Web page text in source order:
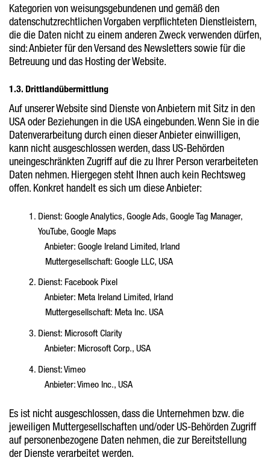
Kategorien von weisungsgebundenen und gemäß den
datenschutzrechtlichen Vorgaben verpflichteten Dienstleistern,
die die Daten nicht zu einem anderen Zweck verwenden dürfen,
sind: Anbieter für den Versand des Newsletters sowie für die
Betreuung und das Hosting der Website.
1.3. Drittlandübermittlung
Auf unserer Website sind Dienste von Anbietern mit Sitz in den
USA oder Beziehungen in die USA eingebunden. Wenn Sie in die
Datenverarbeitung durch einen dieser Anbieter einwilligen,
kann nicht ausgeschlossen werden, dass US-Behörden
uneingeschränkten Zugriff auf die zu Ihrer Person verarbeiteten
Daten nehmen. Hiergegen steht Ihnen auch kein Rechtsweg
offen. Konkret handelt es sich um diese Anbieter:
Dienst: Google Analytics, Google Ads, Google Tag Manager,
YouTube, Google Maps
Anbieter: Google Ireland Limited, Irland
Muttergesellschaft: Google LLC, USA
Dienst: Facebook Pixel
Anbieter: Meta Ireland Limited, Irland
Muttergesellschaft: Meta Inc. USA
Dienst: Microsoft Clarity
Anbieter: Microsoft Corp., USA
Dienst: Vimeo
Anbieter: Vimeo Inc., USA
Es ist nicht ausgeschlossen, dass die Unternehmen bzw. die
jeweiligen Muttergesellschaften und/oder US-Behörden Zugriff
auf personenbezogene Daten nehmen, die zur Bereitstellung
der Dienste verarbeitet werden.